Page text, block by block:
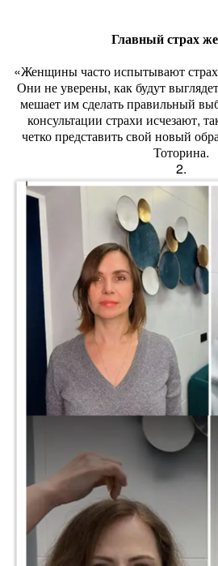
Главный страх
«Женщины часто испытывают страх
Они не уверены, как будут
мешает им сделать правильный
консультации страхи исчезают,
четко представить свой новый
Тоторина.
2.